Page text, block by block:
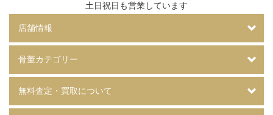
土日祝日も営業しています
店舗情報
骨董カテゴリー
無料査定・買取について